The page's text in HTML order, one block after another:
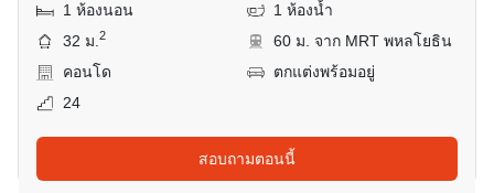
1 ห้องนอน
1 ห้องน้ำ
32 ม.2
60 ม. จาก MRT พหลโยธิน
คอนโด
ตกแต่งพร้อมอยู่
24
สอบถามตอนนี้